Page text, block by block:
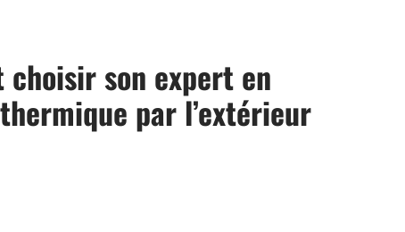
choisir son expert en
par l’extérieur